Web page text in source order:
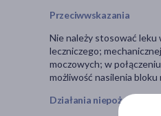
Przeciwwskazania
Nie należy stosować leku
leczniczego;
moczowych; w
możliwość nasilenia
Działania niepożądane